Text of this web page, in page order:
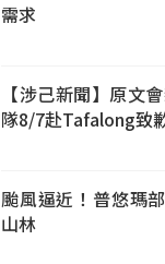
需求
【涉己新聞】原文
隊8/7赴Tafalong致
颱風逼近！普悠瑪
山林